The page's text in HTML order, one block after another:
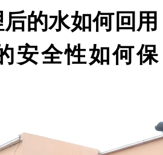
的水如何回用
安全性如何保